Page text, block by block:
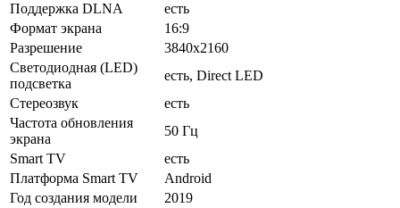
Поддержка DLNA
есть
Формат экрана
16:9
Разрешение
3840x2160
Светодиодная (LED)
подсветка
есть, Direct LED
Стереозвук
есть
Частота обновления
экрана
50 Гц
Smart TV
есть
Платформа Smart TV
Android
Год создания модели
2019